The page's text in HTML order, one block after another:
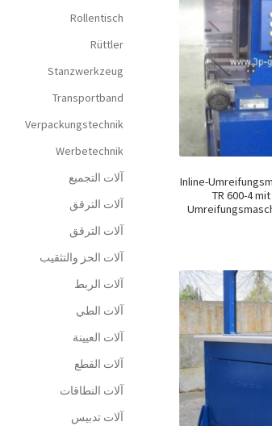
Inline-
TR 600-4
Rollentisch
Rüttler
Stanzwerkzeug
Transportband
Verpackungstechnik
Werbetechnik
آلات التجميع
آلات الترقق
آلات الترقق
آلات الحز والتثقيب
آلات الربط
آلات الطي
آلات العيينة
آلات القطع
آلات النطاقات
آلات تدبيس